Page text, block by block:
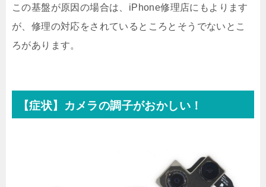
この基盤が原因の場合は、iPhone修理店にもよります
が、修理の対応をされているところとそうでないとこ
ろがあります。
【症状】カメラの調子がおかしい！